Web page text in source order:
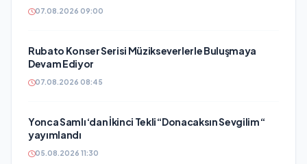
07.08.2026 09:00
Rubato Konser Serisi Müzikseverlerle Buluşmaya
Devam Ediyor
07.08.2026 08:45
Yonca Samlı ‘dan İkinci Tekli “Donacaksın Sevgilim “
yayımlandı
05.08.2026 11:30